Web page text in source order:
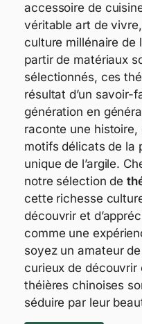
accessoire de
véritable art de
culture millénaire de
partir de matériaux
sélectionnés, ces
résultat d’un savoir-
génération en
raconte une
motifs délicats de la
unique de l’argile.
notre sélection de
cette richesse
découvrir et
comme une
soyez un amateur
curieux de
théières chinoises
séduire par leur